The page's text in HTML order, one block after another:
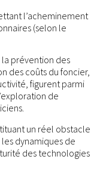
l’acheminement
(selon le
la prévention des
des coûts du foncier,
figurent parmi
de
un réel obstacle
les dynamiques de
des technologies